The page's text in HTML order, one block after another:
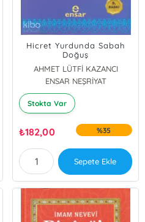
Hicret Yurdunda Sabah
Doğuş
AHMET LÜTFİ KAZANCI
ENSAR NEŞRİYAT
Stokta Var
₺182,00 %35
Sepete Ekle